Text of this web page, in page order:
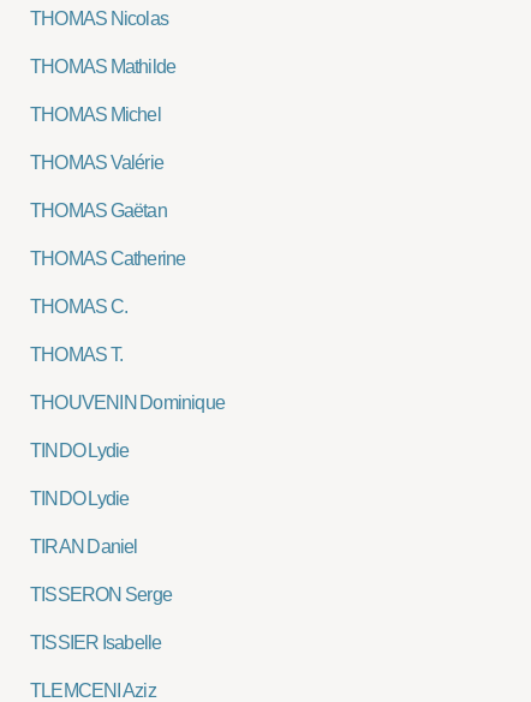
THOMAS Nicolas
THOMAS Mathilde
THOMAS Michel
THOMAS Valérie
THOMAS Gaëtan
THOMAS Catherine
THOMAS C.
THOMAS T.
THOUVENIN Dominique
TINDO Lydie
TINDO Lydie
TIRAN Daniel
TISSERON Serge
TISSIER Isabelle
TLEMCENI Aziz